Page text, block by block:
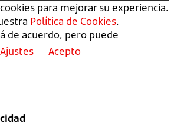
para mejorar su experiencia.
Política de Cookies.
de acuerdo, pero puede
Ajustes Acepto